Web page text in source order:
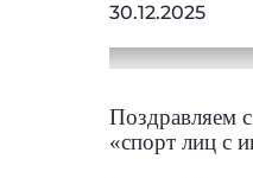
30.12.2025
Поздравляем
«спорт лиц с